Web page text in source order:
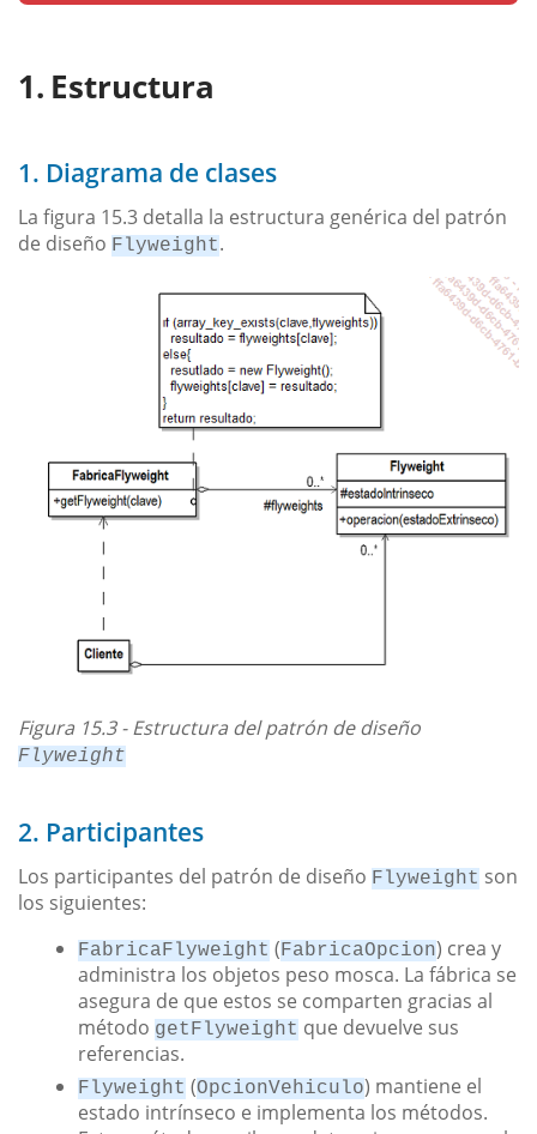
Estructura
1. Diagrama de clases
La figura 15.3 detalla la estructura genérica del patrón
de diseño Flyweight.
Figura 15.3 - Estructura del patrón de diseño
Flyweight
2. Participantes
Los participantes del patrón de diseño Flyweight son
los siguientes:
FabricaFlyweight (FabricaOpcion) crea y
administra los objetos peso mosca. La fábrica se
asegura de que estos se comparten gracias al
método getFlyweight que devuelve sus
referencias.
Flyweight (OpcionVehiculo) mantiene el
estado intrínseco e implementa los métodos.